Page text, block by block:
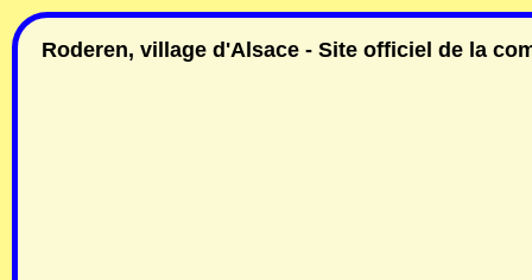
Roderen, village d'Alsace - Site officiel de la